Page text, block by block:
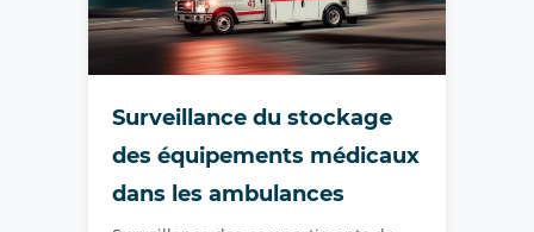
Surveillance du stockage
des équipements médicaux
dans les ambulances